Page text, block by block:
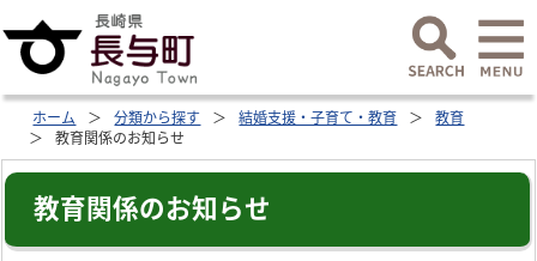
ホーム 分類から探す 結婚支援・子育て・教育
教育
教育関係のお知らせ
教育関係のお知らせ